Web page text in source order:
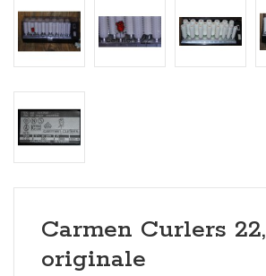
Carmen Curlers 22,
originale